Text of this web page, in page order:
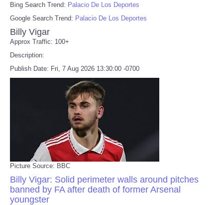
Bing Search Trend: Palacio De Los Deportes
Google Search Trend: Palacio De Los Deportes
Billy Vigar
Approx Traffic: 100+
Description:
Publish Date: Fri, 7 Aug 2026 13:30:00 -0700
Picture Source: BBC
Billy Vigar: Solid perimeter walls around pitches
banned by FA after death of former Arsenal
youngster